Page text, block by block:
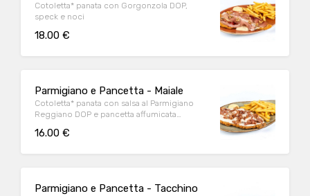
Cotoletta* panata con Gorgonzola DOP,
speck e noci
18.00 €
Parmigiano e Pancetta - Maiale
Cotoletta* panata con salsa al Parmigiano
Reggiano DOP e pancetta affumicata
16.00 €
Parmigiano e Pancetta - Tacchino